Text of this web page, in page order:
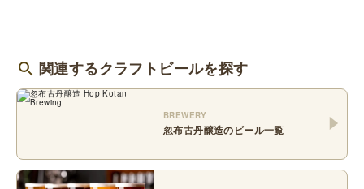
関連するクラフトビールを探す
BREWERY
忽布古丹醸造のビール一覧